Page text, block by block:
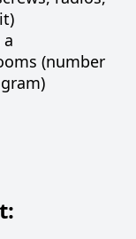
(number